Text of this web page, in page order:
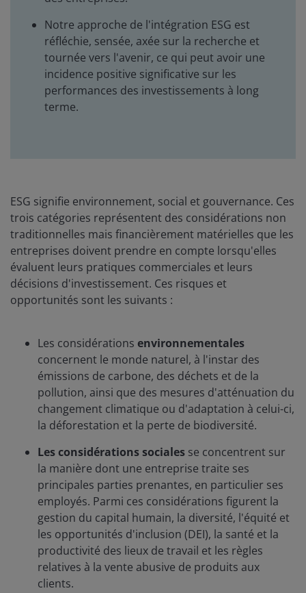
Notre approche de l'intégration ESG est
réfléchie, sensée, axée sur la recherche et
tournée vers l'avenir, ce qui peut avoir une
incidence positive significative sur les
performances des investissements à long
terme.
ESG signifie environnement, social et gouvernance. Ces
trois catégories représentent des considérations non
traditionnelles mais financièrement matérielles que les
entreprises doivent prendre en compte lorsqu'elles
évaluent leurs pratiques commerciales et leurs
décisions d'investissement. Ces risques et
opportunités sont les suivants :
Les considérations environnementales
concernent le monde naturel, à l'instar des
émissions de carbone, des déchets et de la
pollution, ainsi que des mesures d'atténuation du
changement climatique ou d'adaptation à celui-ci,
la déforestation et la perte de biodiversité.
Les considérations sociales se concentrent sur
la manière dont une entreprise traite ses
principales parties prenantes, en particulier ses
employés. Parmi ces considérations figurent la
gestion du capital humain, la diversité, l'équité et
les opportunités d'inclusion (DEI), la santé et la
productivité des lieux de travail et les règles
relatives à la vente abusive de produits aux
clients.